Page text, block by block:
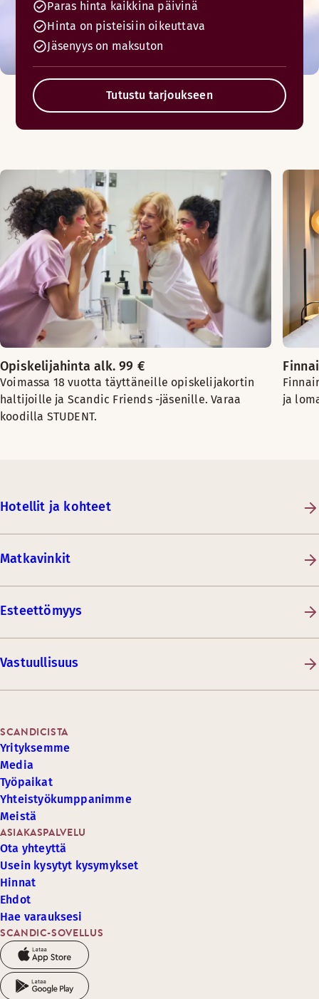
Paras hinta kaikkina päivinä
Hinta on pisteisiin oikeuttava
Jäsenyys on maksuton
Tutustu tarjoukseen
Opiskelijahinta alk. 99 €
Voimassa 18 vuotta täyttäneille opiskelijakortin
haltijoille ja Scandic Friends -jäsenille. Varaa
koodilla STUDENT.
ja
Hotellit ja kohteet
Matkavinkit
Esteettömyys
Vastuullisuus
SCANDIC-SOVELLUS
ASIAKASPALVELU
Ota yhteyttä
Usein kysytyt kysymykset
Hinnat
Ehdot
Hae varauksesi
SCANDICISTA
Yrityksemme
Media
Työpaikat
Yhteistyökumppanimme
Meistä